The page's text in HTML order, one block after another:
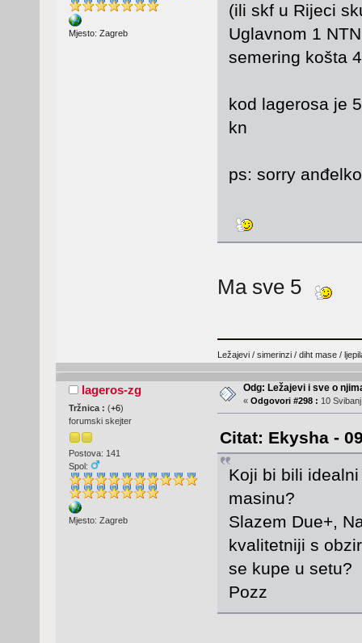
Mjesto: Zagreb
(ili skf u Rijeci
Uglavnom 1
semering košta
kod lagerosa je
kn
ps: sorry
Ma sve 5
Ležajevi / simerinzi / diht mase /
lageros-zg
Tržnica : (+6)
forumski skejter
Postova: 141
Spol:
Mjesto: Zagreb
Odg: Ležajevi i sve o
« Odgovori #298 : 10
Citat: Ekysha -
Koji bi bili
masinu?
Slazem Due+,
kvalitetniji s
se kupe u setu?
Pozz